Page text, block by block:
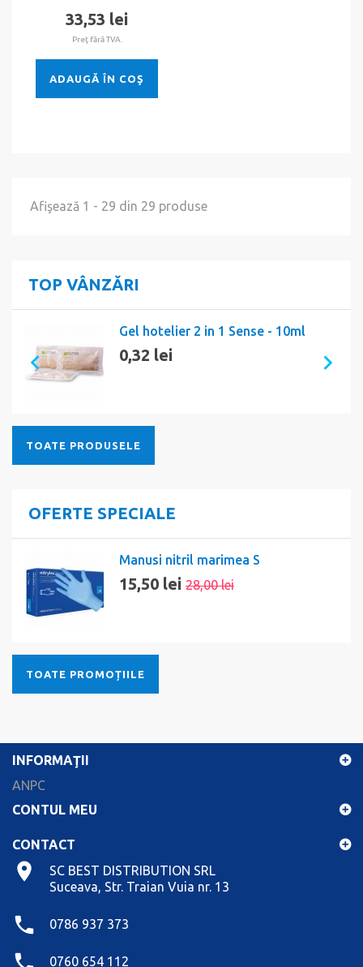
33,53 lei
Preţ fără TVA.
ADAUGĂ ÎN COŞ
Afişează 1 - 29 din 29 produse
TOP VÂNZĂRI
Gel hotelier 2 in 1 Sense - 10ml
0,32 lei
TOATE PRODUSELE
OFERTE SPECIALE
Manusi nitril marimea S
15,50 lei 28,00 lei
TOATE PROMOȚIILE
INFORMAŢII
ANPC
CONTUL MEU
CONTACT
SC BEST DISTRIBUTION SRL
Suceava, Str. Traian Vuia nr. 13
0786 937 373
0760 654 112